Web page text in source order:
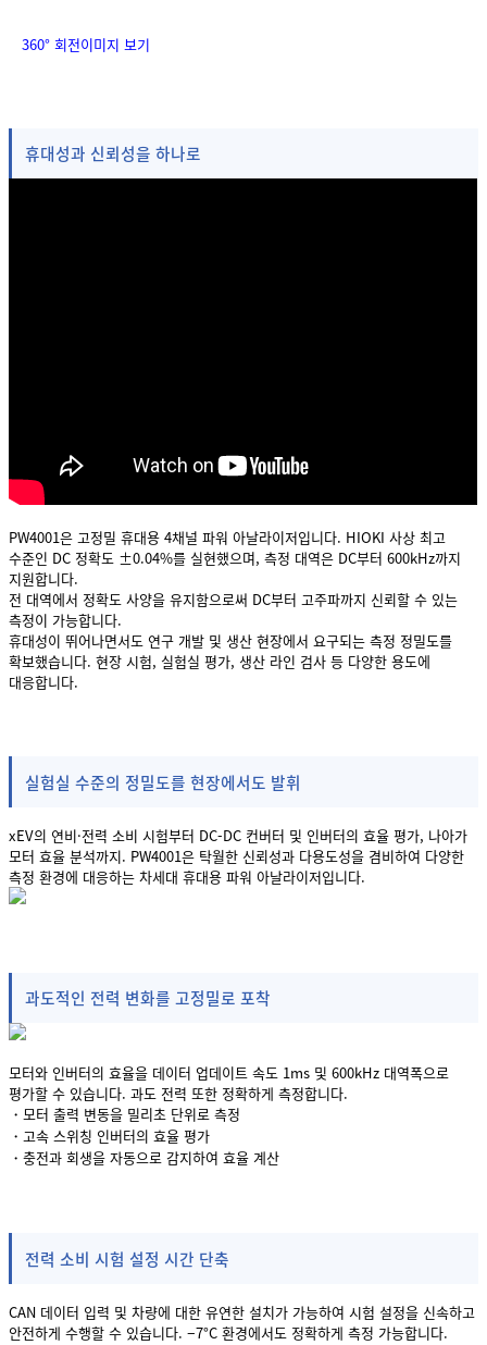
360° 회전이미지 보기
휴대성과 신뢰성을 하나로
PW4001은 고정밀 휴대용 4채널 파워 아날라이저입니다. HIOKI 사상 최고
수준인 DC 정확도 ±0.04%를 실현했으며, 측정 대역은 DC부터 600kHz까지
지원합니다.
전 대역에서 정확도 사양을 유지함으로써 DC부터 고주파까지 신뢰할 수 있는
측정이 가능합니다.
휴대성이 뛰어나면서도 연구 개발 및 생산 현장에서 요구되는 측정 정밀도를
확보했습니다. 현장 시험, 실험실 평가, 생산 라인 검사 등 다양한 용도에
대응합니다.
실험실 수준의 정밀도를 현장에서도 발휘
xEV의 연비·전력 소비 시험부터 DC-DC 컨버터 및 인버터의 효율 평가, 나아가
모터 효율 분석까지. PW4001은 탁월한 신뢰성과 다용도성을 겸비하여 다양한
측정 환경에 대응하는 차세대 휴대용 파워 아날라이저입니다.
과도적인 전력 변화를 고정밀로 포착
모터와 인버터의 효율을 데이터 업데이트 속도 1ms 및 600kHz 대역폭으로
평가할 수 있습니다. 과도 전력 또한 정확하게 측정합니다.
・모터 출력 변동을 밀리초 단위로 측정
・고속 스위칭 인버터의 효율 평가
・충전과 회생을 자동으로 감지하여 효율 계산
전력 소비 시험 설정 시간 단축
CAN 데이터 입력 및 차량에 대한 유연한 설치가 가능하여 시험 설정을 신속하고
안전하게 수행할 수 있습니다. −7°C 환경에서도 정확하게 측정 가능합니다.